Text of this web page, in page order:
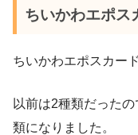
ちいかわエポス
ちいかわエポスカー
以前は2種類だった
類になりました。